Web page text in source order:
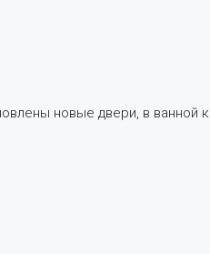
новые двери, в ванной